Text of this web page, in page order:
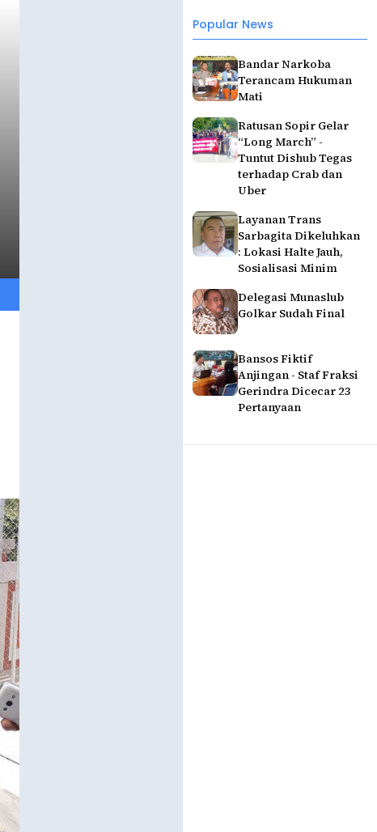
Popular News
Bandar Narkoba
Terancam Hukuman
Mati
Ratusan Sopir Gelar
“Long March” -
Tuntut Dishub Tegas
terhadap Crab dan
Uber
Layanan Trans
Sarbagita Dikeluhkan
: Lokasi Halte Jauh,
Sosialisasi Minim
Delegasi Munaslub
Golkar Sudah Final
Bansos Fiktif
Anjingan - Staf Fraksi
Gerindra Dicecar 23
Pertanyaan